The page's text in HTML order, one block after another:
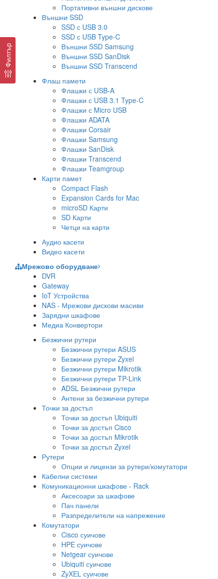
Портативни външни дискове
Външни SSD
SSD с USB 3.0
SSD с USB Type-C
Външни SSD Samsung
Външни SSD SanDisk
Външни SSD Transcend
Флаш памети
Флашки с USB-A
Флашки с USB 3.1 Type-C
Флашки с Micro USB
Флашки ADATA
Флашки Corsair
Флашки Samsung
Флашки SanDisk
Флашки Transcend
Флашки Teamgroup
Карти памет
Compact Flash
Expansion Cards for Mac
microSD Карти
SD Карти
Четци на карти
Аудио касети
Видео касети
Мрежово оборудване
DVR
Gateway
IoT Устройства
NAS - Мрежови дискови масиви
Зарядни шкафове
Медиа Конвертори
Безжични рутери
Безжични рутери ASUS
Безжични рутери Zyxel
Безжични рутери Mikrotik
Безжични рутери TP-Link
ADSL Безжични рутери
Антени за безжични рутери
Точки за достъп
Точки за достъп Ubiquiti
Точки за достъп Cisco
Точки за достъп Mikrotik
Точки за достъп Zyxel
Рутери
Опции и лицензи за рутери/комутатори
Кабелни системи
Комуникационни шкафове - Rack
Аксесоари за шкафове
Пач панели
Разпределители на напрежение
Комутатори
Cisco суичове
HPE суичове
Netgear суичове
Ubiquiti суичове
ZyXEL суичове
Филтър